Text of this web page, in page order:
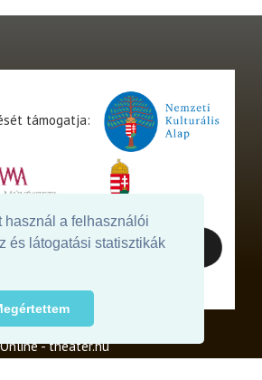
használ a felhasználói
és látogatási statisztikák
támogatja:
-theater.hu